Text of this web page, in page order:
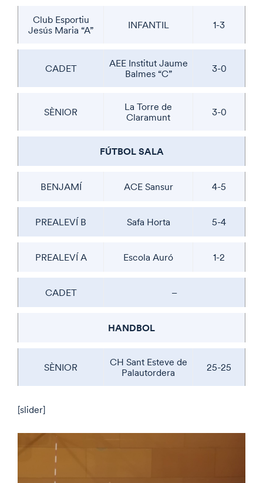
Club Esportiu
Jesús Maria “A”
INFANTIL 1-3
CADET
AEE Institut Jaume
Balmes “C”
3-0
SÈNIOR
La Torre de
Claramunt
3-0
FÚTBOL SALA
BENJAMÍ ACE Sansur 4-5
PREALEVÍ B Safa Horta 5-4
PREALEVÍ A Escola Auró 1-2
CADET –
HANDBOL
SÈNIOR
CH Sant Esteve de
Palautordera
25-25
[slider]